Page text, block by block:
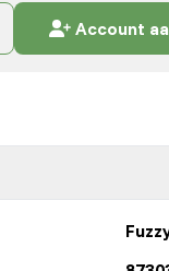
Account